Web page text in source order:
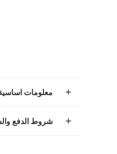
معلومات
شروط الدفع